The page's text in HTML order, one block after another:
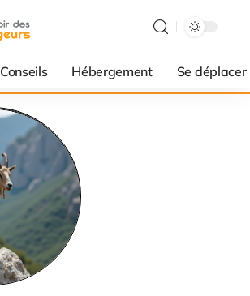
Conseils Hébergement Se déplacer